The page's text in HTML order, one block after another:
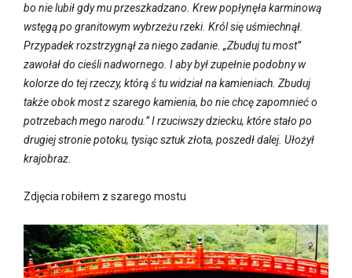
bo nie lubił gdy mu przeszkadzano. Krew popłynęła karminową
wstęgą po granitowym wybrzeżu rzeki. Król się uśmiechnął.
Przypadek rozstrzygnął za niego zadanie. „Zbuduj tu most”
zawołał do cieśli nadwornego. I aby był zupełnie podobny w
kolorze do tej rzeczy, którą ś tu widział na kamieniach. Zbuduj
także obok most z szarego kamienia, bo nie chcę zapomnieć o
potrzebach mego narodu.” I rzuciwszy dziecku, które stało po
drugiej stronie potoku, tysiąc sztuk złota, poszedł dalej. Ułożył
krajobraz.
Zdjęcia robiłem z szarego mostu